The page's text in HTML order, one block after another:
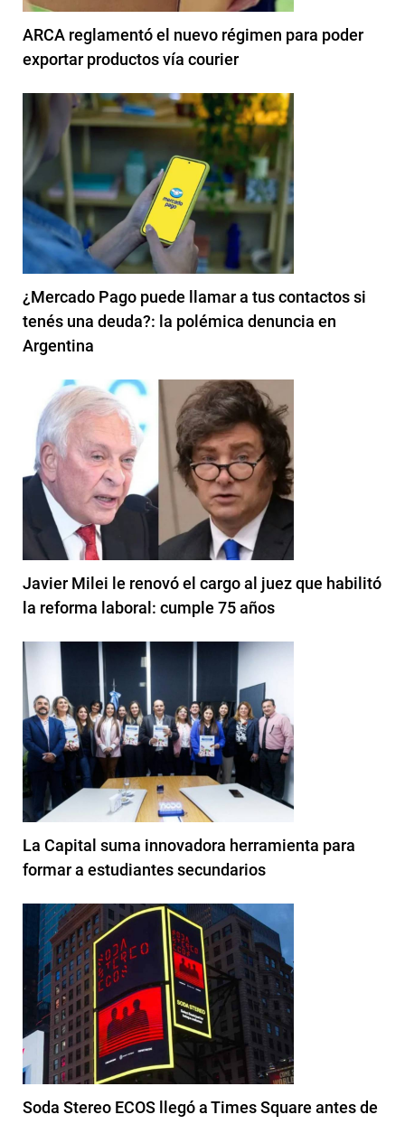
ARCA reglamentó el nuevo régimen para poder
exportar productos vía courier
¿Mercado Pago puede llamar a tus contactos si
tenés una deuda?: la polémica denuncia en
Argentina
Javier Milei le renovó el cargo al juez que habilitó
la reforma laboral: cumple 75 años
La Capital suma innovadora herramienta para
formar a estudiantes secundarios
Soda Stereo ECOS llegó a Times Square antes de